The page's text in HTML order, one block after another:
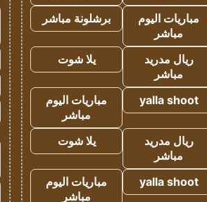
مباريات اليوم
مباشر
برشلونة مباشر
ريال مدريد
مباشر
يلا شوت
yalla shoot
مباريات اليوم
مباشر
ريال مدريد
مباشر
يلا شوت
yalla shoot
مباريات اليوم
مباشر